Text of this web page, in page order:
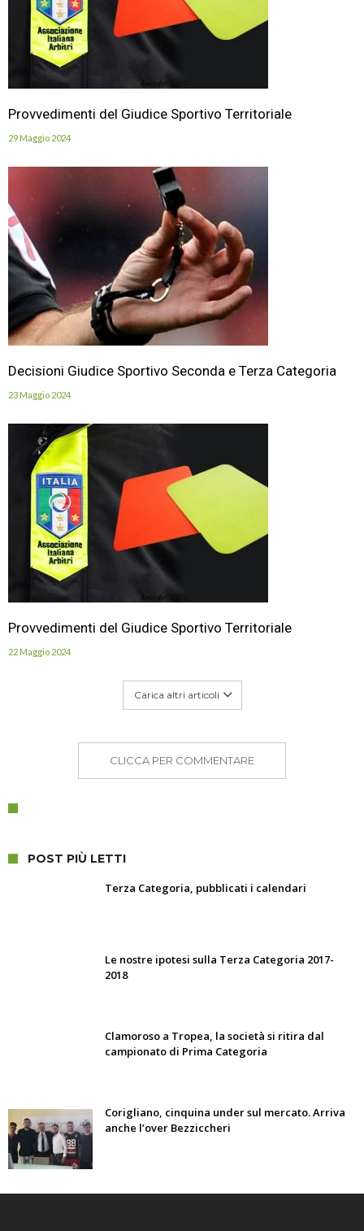
Provvedimenti del Giudice Sportivo Territoriale
29 Maggio 2024
Decisioni Giudice Sportivo Seconda e Terza Categoria
23 Maggio 2024
Provvedimenti del Giudice Sportivo Territoriale
22 Maggio 2024
Carica altri articoli
CLICCA PER COMMENTARE
POST PIÙ LETTI
Terza Categoria, pubblicati i calendari
Le nostre ipotesi sulla Terza Categoria 2017-
2018
Clamoroso a Tropea, la società si ritira dal
campionato di Prima Categoria
Corigliano, cinquina under sul mercato. Arriva
anche l’over Bezziccheri